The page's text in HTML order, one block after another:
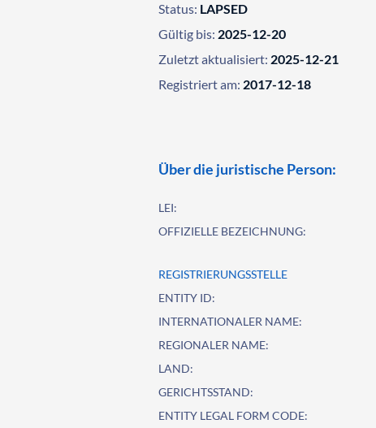
Status: LAPSED
Gültig bis: 2025-12-20
Zuletzt aktualisiert: 2025-12-21
Registriert am: 2017-12-18
Über die juristische Person:
LEI:
OFFIZIELLE BEZEICHNUNG:
REGISTRIERUNGSSTELLE
ENTITY ID:
INTERNATIONALER NAME:
REGIONALER NAME:
LAND:
GERICHTSSTAND:
ENTITY LEGAL FORM CODE: